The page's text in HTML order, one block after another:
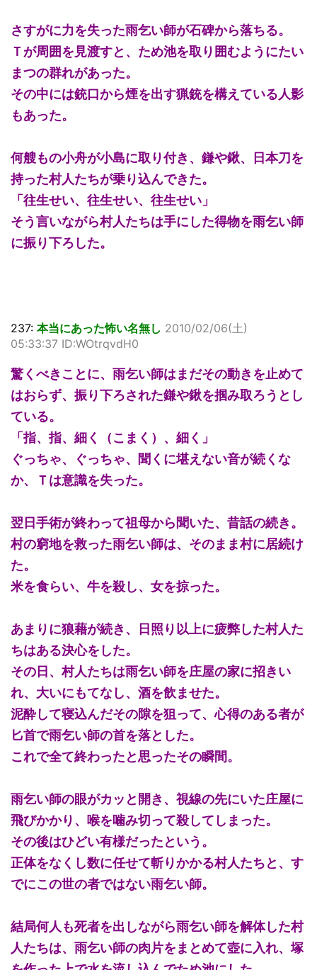
さすがに力を失った雨乞い師が石碑から落ちる。
Ｔが周囲を見渡すと、ため池を取り囲むようにたい
まつの群れがあった。
その中には銃口から煙を出す猟銃を構えている人影
もあった。
何艘もの小舟が小島に取り付き、鎌や鍬、日本刀を
持った村人たちが乗り込んできた。
「往生せい、往生せい、往生せい」
そう言いながら村人たちは手にした得物を雨乞い師
に振り下ろした。
237: 本当にあった怖い名無し 2010/02/06(土)
05:33:37 ID:WOtrqvdH0
驚くべきことに、雨乞い師はまだその動きを止めて
はおらず、振り下ろされた鎌や鍬を掴み取ろうとし
ている。
「指、指、細く（こまく）、細く」
ぐっちゃ、ぐっちゃ、聞くに堪えない音が続くな
か、Ｔは意識を失った。
翌日手術が終わって祖母から聞いた、昔話の続き。
村の窮地を救った雨乞い師は、そのまま村に居続け
た。
米を食らい、牛を殺し、女を掠った。
あまりに狼藉が続き、日照り以上に疲弊した村人た
ちはある決心をした。
その日、村人たちは雨乞い師を庄屋の家に招きい
れ、大いにもてなし、酒を飲ませた。
泥酔して寝込んだその隙を狙って、心得のある者が
匕首で雨乞い師の首を落とした。
これで全て終わったと思ったその瞬間。
雨乞い師の眼がカッと開き、視線の先にいた庄屋に
飛びかかり、喉を噛み切って殺してしまった。
その後はひどい有様だったという。
正体をなくし数に任せて斬りかかる村人たちと、す
でにこの世の者ではない雨乞い師。
結局何人も死者を出しながら雨乞い師を解体した村
人たちは、雨乞い師の肉片をまとめて壺に入れ、塚